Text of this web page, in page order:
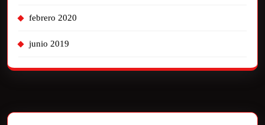
febrero 2020
junio 2019